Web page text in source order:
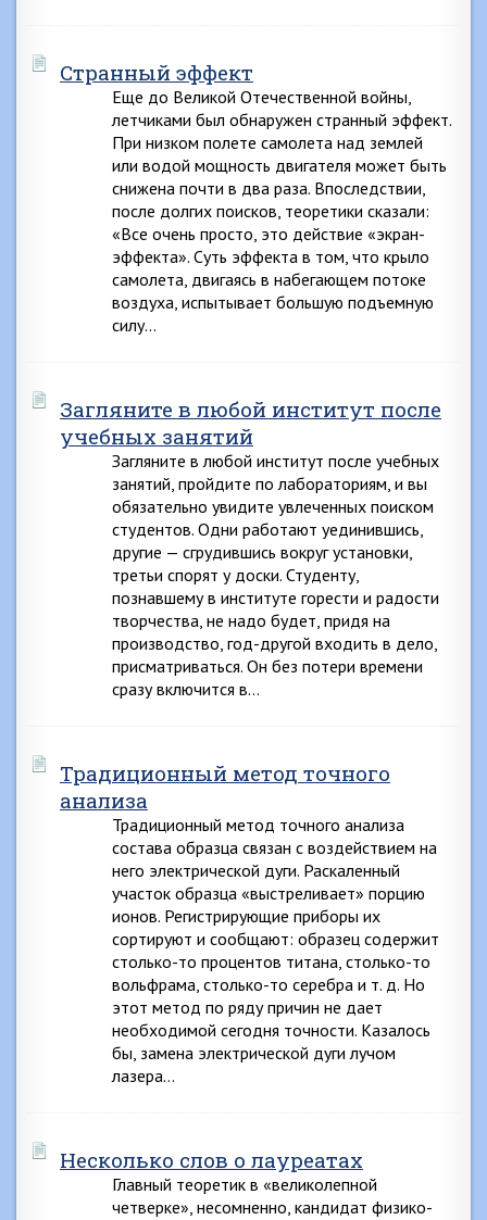
Странный эффект
Еще до Великой Отечественной войны,
летчиками был обнаружен странный эффект.
При низком полете самолета над землей
или водой мощность двигателя может быть
снижена почти в два раза. Впоследствии,
после долгих поисков, теоретики сказали:
«Все очень просто, это действие «экран-
эффекта». Суть эффекта в том, что крыло
самолета, двигаясь в набегающем потоке
воздуха, испытывает большую подъемную
силу…
Загляните в любой институт после
учебных занятий
Загляните в любой институт после учебных
занятий, пройдите по лабораториям, и вы
обязательно увидите увлеченных поиском
студентов. Одни работают уединившись,
другие — сгрудившись вокруг установки,
третьи спорят у доски. Студенту,
познавшему в институте горести и радости
творчества, не надо будет, придя на
производство, год-другой входить в дело,
присматриваться. Он без потери времени
сразу включится в…
Традиционный метод точного
анализа
Традиционный метод точного анализа
состава образца связан с воздействием на
него электрической дуги. Раскаленный
участок образца «выстреливает» порцию
ионов. Регистрирующие приборы их
сортируют и сообщают: образец содержит
столько-то процентов титана, столько-то
вольфрама, столько-то серебра и т. д. Но
этот метод по ряду причин не дает
необходимой сегодня точности. Казалось
бы, замена электрической дуги лучом
лазера…
Несколько слов о лауреатах
Главный теоретик в «великолепной
четверке», несомненно, кандидат физико-